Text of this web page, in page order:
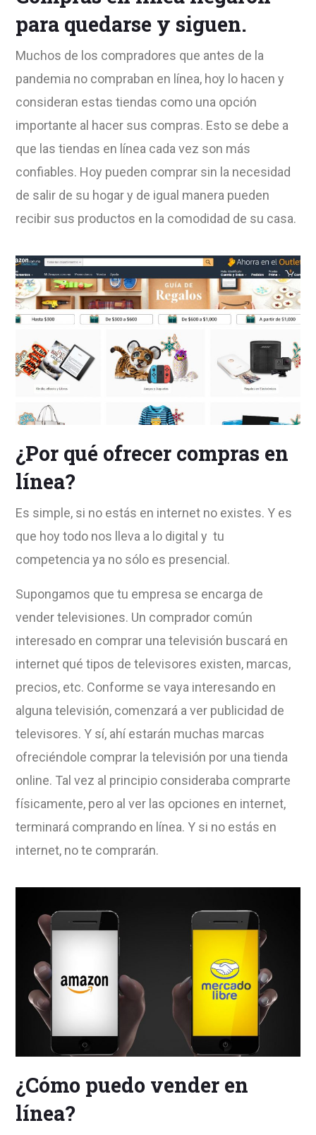
para quedarse y siguen.
Muchos de los compradores que antes de la
pandemia no compraban en línea, hoy lo hacen y
consideran estas tiendas como una opción
importante al hacer sus compras. Esto se debe a
que las tiendas en línea cada vez son más
confiables. Hoy pueden comprar sin la necesidad
de salir de su hogar y de igual manera pueden
recibir sus productos en la comodidad de su casa.
¿Por qué ofrecer compras en
línea?
Es simple, si no estás en internet no existes. Y es
que hoy todo nos lleva a lo digital y tu
competencia ya no sólo es presencial.
Supongamos que tu empresa se encarga de
vender televisiones. Un comprador común
interesado en comprar una televisión buscará en
internet qué tipos de televisores existen, marcas,
precios, etc. Conforme se vaya interesando en
alguna televisión, comenzará a ver publicidad de
televisores. Y sí, ahí estarán muchas marcas
ofreciéndole comprar la televisión por una tienda
online. Tal vez al principio consideraba comprarte
físicamente, pero al ver las opciones en internet,
terminará comprando en línea. Y si no estás en
internet, no te comprarán.
¿Cómo puedo vender en
línea?